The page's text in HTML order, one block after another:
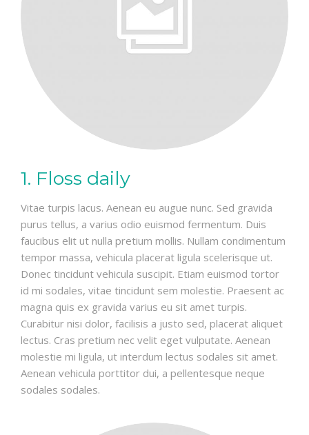
1. Floss daily
Vitae turpis lacus. Aenean eu augue nunc. Sed gravida
purus tellus, a varius odio euismod fermentum. Duis
faucibus elit ut nulla pretium mollis. Nullam condimentum
tempor massa, vehicula placerat ligula scelerisque ut.
Donec tincidunt vehicula suscipit. Etiam euismod tortor
id mi sodales, vitae tincidunt sem molestie. Praesent ac
magna quis ex gravida varius eu sit amet turpis.
Curabitur nisi dolor, facilisis a justo sed, placerat aliquet
lectus. Cras pretium nec velit eget vulputate. Aenean
molestie mi ligula, ut interdum lectus sodales sit amet.
Aenean vehicula porttitor dui, a pellentesque neque
sodales sodales.